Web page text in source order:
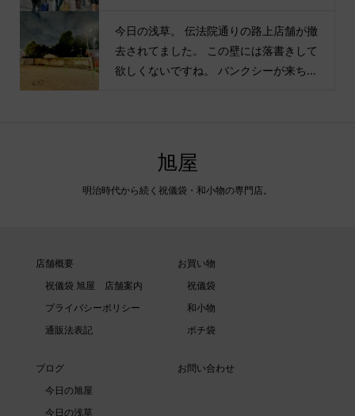
今日の浅草。 伝法院通りの路上店舗が撤
去されてました。 この壁には落書きして
欲しくないですね。 バンクシーが来ち...
旭屋
明治時代から続く祝儀袋・和小物の専門店。
店舗概要
祝儀袋 旭屋 店舗案内
プライバシーポリシー
通販法表記
お買い物
祝儀袋
和小物
ポチ袋
ブログ
今日の旭屋
今日の浅草
お問い合わせ